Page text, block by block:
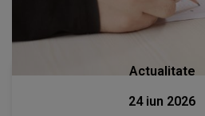
Actualitate
24 iun 2026